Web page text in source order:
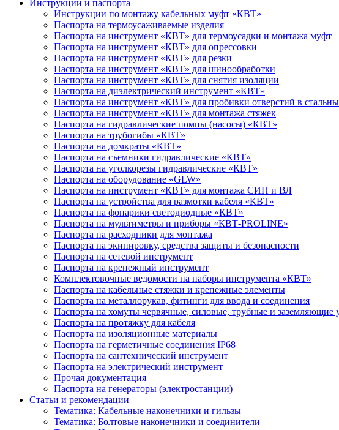
Инструкции и паспорта
Инструкции по монтажу кабельных муфт «КВТ»
Паспорта на термоусаживаемые изделия
Паспорта на инструмент «КВТ» для термоусадки и монтажа муфт
Паспорта на инструмент «КВТ» для опрессовки
Паспорта на инструмент «КВТ» для резки
Паспорта на инструмент «КВТ» для шинообработки
Паспорта на инструмент «КВТ» для снятия изоляции
Паспорта на диэлектрический инструмент «КВТ»
Паспорта на инструмент «КВТ» для пробивки отверстий в
Паспорта на инструмент «КВТ» для монтажа стяжек
Паспорта на гидравлические помпы (насосы) «КВТ»
Паспорта на трубогибы «КВТ»
Паспорта на домкраты «КВТ»
Паспорта на съемники гидравлические «КВТ»
Паспорта на уголкорезы гидравлические «КВТ»
Паспорта на оборудование «GLW»
Паспорта на инструмент «КВТ» для монтажа СИП и ВЛ
Паспорта на устройства для размотки кабеля «КВТ»
Паспорта на фонарики светодиодные «КВТ»
Паспорта на мультиметры и приборы «КВТ-PROLINE»
Паспорта на расходники для монтажа
Паспорта на экипировку, средства защиты и безопасности
Паспорта на сетевой инструмент
Паспорта на крепежный инструмент
Комплектовочные ведомости на наборы инструмента «КВТ»
Паспорта на кабельные стяжки и крепежные элементы
Паспорта на металлорукав, фитинги для ввода и соединения
Паспорта на хомуты червячные, силовые, трубные и заземляющие
Паспорта на протяжку для кабеля
Паспорта на изоляционные материалы
Паспорта на герметичные соединения IP68
Паспорта на сантехнический инструмент
Паспорта на электрический инструмент
Прочая документация
Паспорта на генераторы (электростанции)
Статьи и рекомендации
Тематика: Кабельные наконечники и гильзы
Тематика: Болтовые наконечники и соединители